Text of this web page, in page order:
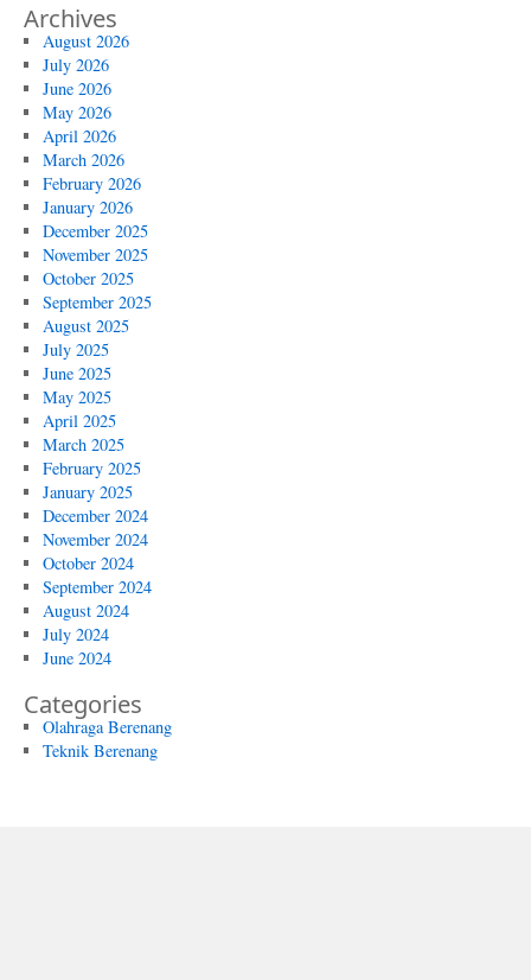
Archives
August 2026
July 2026
June 2026
May 2026
April 2026
March 2026
February 2026
January 2026
December 2025
November 2025
October 2025
September 2025
August 2025
July 2025
June 2025
May 2025
April 2025
March 2025
February 2025
January 2025
December 2024
November 2024
October 2024
September 2024
August 2024
July 2024
June 2024
Categories
Olahraga Berenang
Teknik Berenang